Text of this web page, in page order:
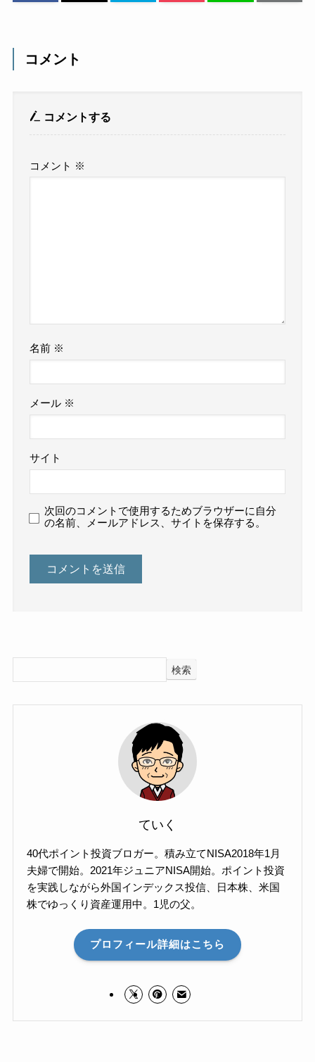
コメント
コメントする
コメント ※
名前 ※
メール ※
サイト
次回のコメントで使用するためブラウザーに自分
の名前、メールアドレス、サイトを保存する。
検索
ていく
40代ポイント投資ブロガー。積み立てNISA2018年1月
夫婦で開始。2021年ジュニアNISA開始。ポイント投資
を実践しながら外国インデックス投信、日本株、米国
株でゆっくり資産運用中。1児の父。
プロフィール詳細はこちら